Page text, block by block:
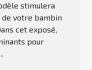
stimulera
votre bambin
cet exposé,
pour